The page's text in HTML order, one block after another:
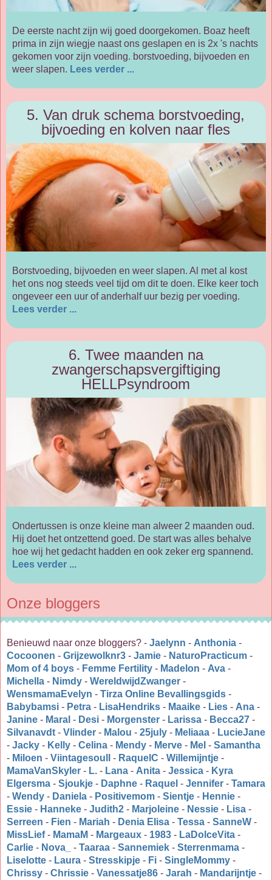
De eerste nacht zijn wij goed doorgekomen. Boaz heeft
prima in zijn wiegje naast ons geslapen en is 2x 's nachts
gekomen voor zijn voeding. borstvoeding, bijvoeden en
weer slapen. Lees verder ...
5. Van druk schema borstvoeding,
bijvoeding en kolven naar fles
Borstvoeding, bijvoeden en weer slapen. Al met al kost
het ons nog steeds veel tijd om dit te doen. Elke keer toch
ongeveer een uur of anderhalf uur bezig per voeding.
Lees verder ...
6. Twee maanden na
zwangerschapsvergiftiging
HELLPsyndroom
Ondertussen is onze kleine man alweer 2 maanden oud.
Hij doet het ontzettend goed. De start was alles behalve
hoe wij het gedacht hadden en ook zeker erg spannend.
Lees verder ...
Onze bloggers
Benieuwd naar onze bloggers? - Jaelynn - Anthonia -
Cocoonen - Grijzewolknr3 - Jamie - NaturoPracticum -
Mom of 4 boys - Femme Fertility - Madelon - Ava -
Michella - Nimdy - WereldwijdZwanger -
WensmamaEvelyn - Tirza Online Bevallingsgids -
Babybamsi - Petra - LisaHendriks - Maaike - Lies - Ana -
Janine - Maral - Desi - Morgenster - Larissa - Becca27 -
Silvanavdt - Vlinder - Malou - 25july - Meliaaa - LucieJane
- Jacky - Kelly - Celina - Mendy - Merve - Mel - Samantha
- Miloen - Viintagesoull - RaquelC - Willemijntje -
MamaVanSkyler - L. - Lana - Anita - Jessica - Kyra
Elgersma - Sjoukje - Daphne - Raquel - Jennifer - Tamara
- Wendy - Daniela - Positivemom - Sientje - Hennie -
Essie - Hanneke - Judith2 - Marjoleine - Nessie - Lisa -
Serreen - Fien - Mariah - Denia Elisa - Tessa - SanneW -
MissLief- MamaM - Margeaux - 1983 - LaDolceVita -
Carlie - Nova_ - Taaraa - Sannemiek - Sterrenmama -
Liselotte - Laura - Stresskipje - Fi - SingleMommy -
Chrissy - Chrissie - Vanessatje86 - Jarah - Mandarijntje -